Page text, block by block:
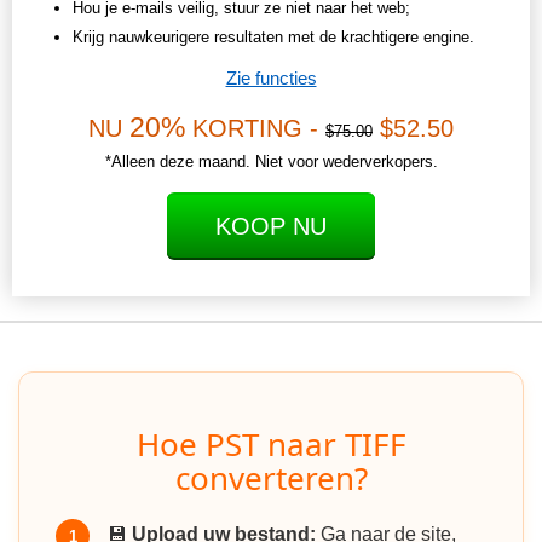
Hou je e-mails veilig, stuur ze niet naar het web;
Krijg nauwkeurigere resultaten met de krachtigere engine.
Zie functies
NU 20% KORTING - $75.00 $52.50
*Alleen deze maand. Niet voor wederverkopers.
KOOP NU
Hoe PST naar TIFF
converteren?
1 💾 Upload uw bestand: Ga naar de site,